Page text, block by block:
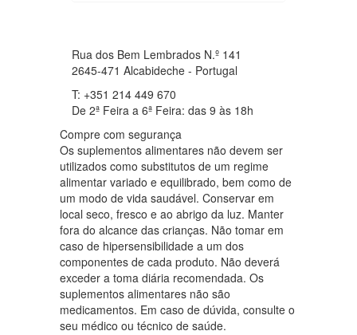
Rua dos Bem Lembrados N.º 141
2645-471 Alcabideche - Portugal
T: +351 214 449 670
De 2ª Feira a 6ª Feira: das 9 às 18h
Compre com segurança
Os suplementos alimentares não devem ser
utilizados como substitutos de um regime
alimentar variado e equilibrado, bem como de
um modo de vida saudável. Conservar em
local seco, fresco e ao abrigo da luz. Manter
fora do alcance das crianças. Não tomar em
caso de hipersensibilidade a um dos
componentes de cada produto. Não deverá
exceder a toma diária recomendada. Os
suplementos alimentares não são
medicamentos. Em caso de dúvida, consulte o
seu médico ou técnico de saúde.